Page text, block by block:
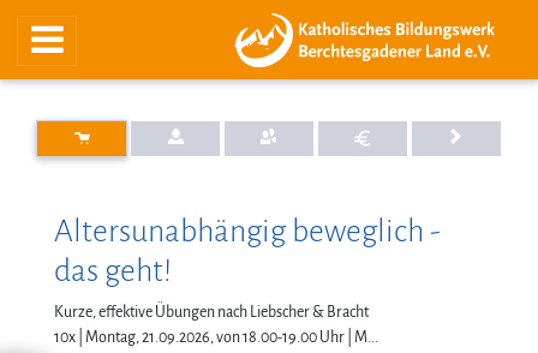
Altersunabhängig beweglich -
das geht!
Kurze, effektive Übungen nach Liebscher & Bracht
10x | Montag, 21.09.2026, von 18.00-19.00 Uhr | M...